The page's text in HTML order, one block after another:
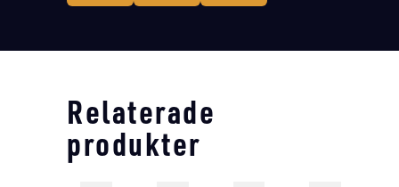
Relaterade
produkter